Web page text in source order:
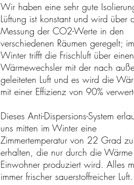
Wir haben eine sehr gute
Lüftung ist konstant und wird über
Messung der CO2-Werte in den
verschiedenen Räumen geregelt; im
Winter trifft die Frischluft über einen
Wärmewechsler mit der nach
geleiteten Luft und es wird die
mit einer Effizienz von 90%
Dieses Anti-Dispersions-System
uns mitten im Winter eine
Zimmertemperatur von 22 Grad zu
erhalten, die nur durch die
Einwohner produziert wird. Alles
immer frischer sauerstoffreicher Luft.